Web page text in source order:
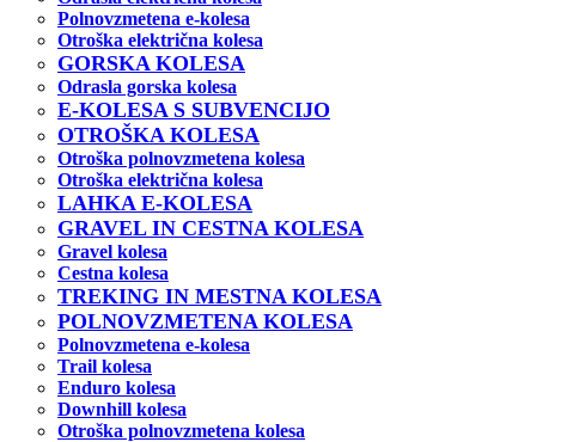
Polnovzmetena e-kolesa
Otroška električna kolesa
GORSKA KOLESA
Odrasla gorska kolesa
E-KOLESA S SUBVENCIJO
OTROŠKA KOLESA
Otroška polnovzmetena kolesa
Otroška električna kolesa
LAHKA E-KOLESA
GRAVEL IN CESTNA KOLESA
Gravel kolesa
Cestna kolesa
TREKING IN MESTNA KOLESA
POLNOVZMETENA KOLESA
Polnovzmetena e-kolesa
Trail kolesa
Enduro kolesa
Downhill kolesa
Otroška polnovzmetena kolesa